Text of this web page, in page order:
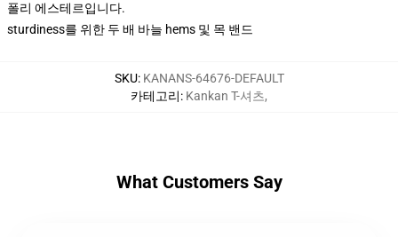
폴리 에스테르입니다.
sturdiness를 위한 두 배 바늘 hems 및 목 밴드
SKU: KANANS-64676-DEFAULT
카테고리: Kankan T-셔츠,
What Customers Say